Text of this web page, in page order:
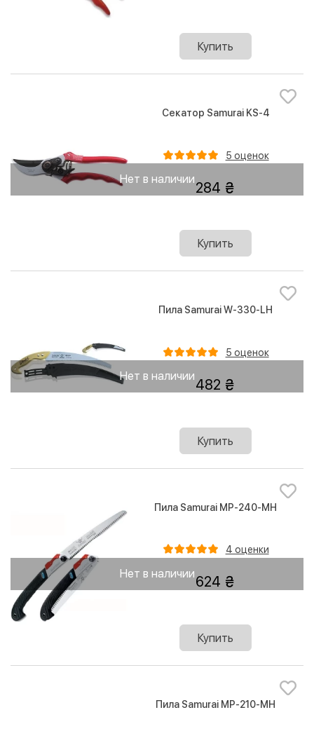
Купить
Нет в наличии
Секатор Samurai KS-4
5 оценок
284
Купить
Нет в наличии
Пила Samurai W-330-LH
5 оценок
482
Купить
Нет в наличии
Пила Samurai MP-240-MH
4 оценки
624
Купить
Пила Samurai MP-210-MH